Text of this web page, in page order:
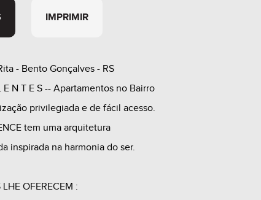
IMPRIMIR
- Bento Gonçalves - RS
E N T E S -- Apartamentos no Bairro
privilegiada e de fácil acesso.
tem uma arquitetura
inspirada na harmonia do ser.
OFERECEM :